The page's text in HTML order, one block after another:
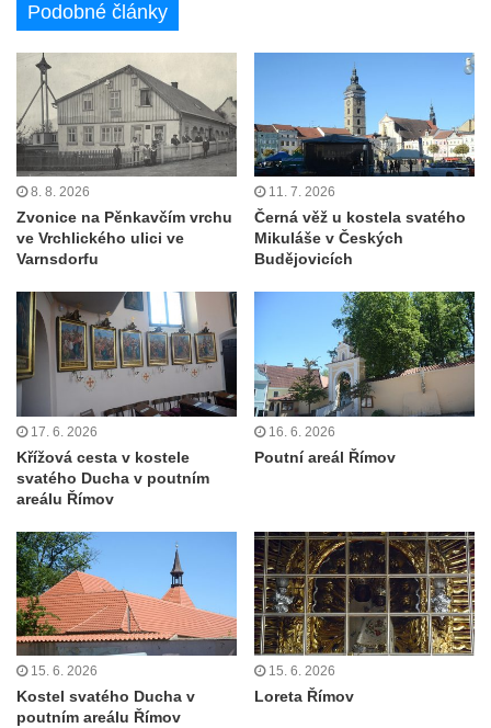
Podobné články
8. 8. 2026
Zvonice na Pěnkavčím vrchu
ve Vrchlického ulici ve
Varnsdorfu
11. 7. 2026
Černá věž u kostela svatého
Mikuláše v Českých
Budějovicích
17. 6. 2026
Křížová cesta v kostele
svatého Ducha v poutním
areálu Římov
16. 6. 2026
Poutní areál Římov
15. 6. 2026
Kostel svatého Ducha v
poutním areálu Římov
15. 6. 2026
Loreta Římov